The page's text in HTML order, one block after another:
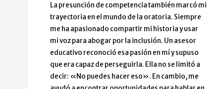
La presunción de competencia también marcó mi
trayectoria en el mundo de la oratoria. Siempre
me ha apasionado compartir mi historia y usar
mi voz para abogar por la inclusión. Un asesor
educativo reconoció esa pasión en mí y supuso
que era capaz de perseguirla. Ella no se limitó a
decir: «No puedes hacer eso». En cambio, me